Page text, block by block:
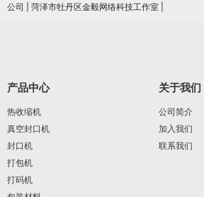
公司
菏泽市牡丹区金毅网络科技工作室
产品中心
热收缩机
真空封口机
封口机
打包机
打码机
关于我们
公司简介
加入我们
联系我们